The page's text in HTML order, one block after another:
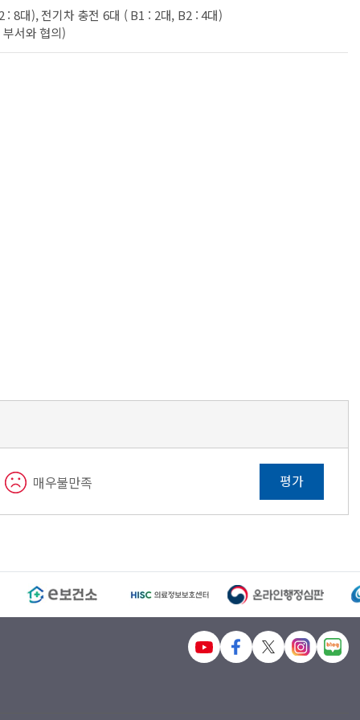
8대), 전기차 충전 6대 ( B1 : 2대, B2 : 4대)
서와 협의)
매우불만족 평가